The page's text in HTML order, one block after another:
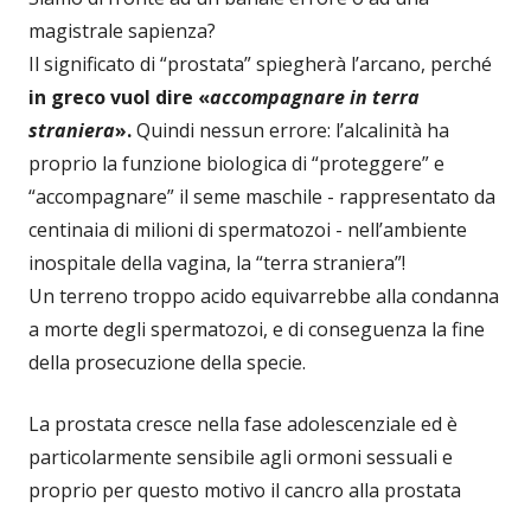
magistrale sapienza?
Il significato di “prostata” spiegherà l’arcano, perché
in greco vuol dire «accompagnare in terra
straniera».Quindi nessun errore: l’alcalinità ha
proprio la funzione biologica di “proteggere” e
“accompagnare” il seme maschile - rappresentato da
centinaia di milioni di spermatozoi - nell’ambiente
inospitale della vagina, la “terra straniera”!
Un terreno troppo acido equivarrebbe alla condanna
a morte degli spermatozoi, e di conseguenza la fine
della prosecuzione della specie.
La prostata cresce nella fase adolescenziale ed è
particolarmente sensibile agli ormoni sessuali e
proprio per questo motivo il cancro alla prostata